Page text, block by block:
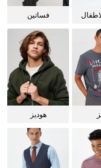
فساتين
هوديز